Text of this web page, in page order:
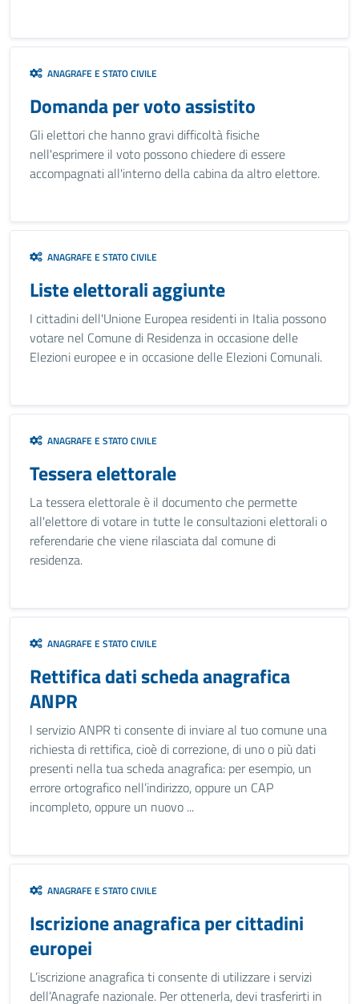
ANAGRAFE E STATO CIVILE
Domanda per voto assistito
Gli elettori che hanno gravi difficoltà fisiche
nell'esprimere il voto possono chiedere di essere
accompagnati all'interno della cabina da altro elettore.
ANAGRAFE E STATO CIVILE
Liste elettorali aggiunte
I cittadini dell'Unione Europea residenti in Italia possono
votare nel Comune di Residenza in occasione delle
Elezioni europee e in occasione delle Elezioni Comunali.
ANAGRAFE E STATO CIVILE
Tessera elettorale
La tessera elettorale è il documento che permette
all'elettore di votare in tutte le consultazioni elettorali o
referendarie che viene rilasciata dal comune di
residenza.
ANAGRAFE E STATO CIVILE
Rettifica dati scheda anagrafica
ANPR
l servizio ANPR ti consente di inviare al tuo comune una
richiesta di rettifica, cioè di correzione, di uno o più dati
presenti nella tua scheda anagrafica: per esempio, un
errore ortografico nell’indirizzo, oppure un CAP
incompleto, oppure un nuovo ...
ANAGRAFE E STATO CIVILE
Iscrizione anagrafica per cittadini
europei
L’iscrizione anagrafica ti consente di utilizzare i servizi
dell’Anagrafe nazionale. Per ottenerla, devi trasferirti in